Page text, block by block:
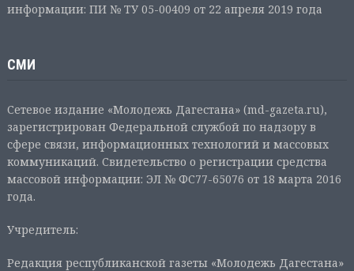
информации: ПИ № ТУ 05-00409 от 22 апреля 2019 года
СМИ
Сетевое издание «Молодежь Дагестана» (md-gazeta.ru),
зарегистрирован Федеральной службой по надзору в
сфере связи, информационных технологий и массовых
коммуникаций. Свидетельство о регистрации средства
массовой информации: ЭЛ № ФС77-65076 от 18 марта 2016
года.
Учредитель:
Редакция республиканской газеты «Молодежь Дагестана»